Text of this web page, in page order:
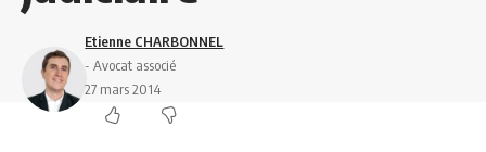
Etienne CHARBONNEL
- Avocat associé
27 mars 2014